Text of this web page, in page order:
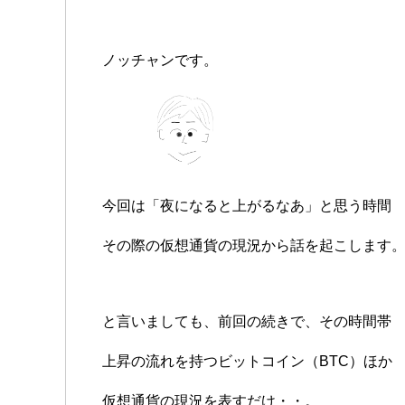
ノッチャンです。
今回は「夜になると上がるなあ」と思う時間
その際の仮想通貨の現況から話を起こします。
と言いましても、前回の続きで、その時間帯
上昇の流れを持つビットコイン（BTC）ほか
仮想通貨の現況を表すだけ・・。